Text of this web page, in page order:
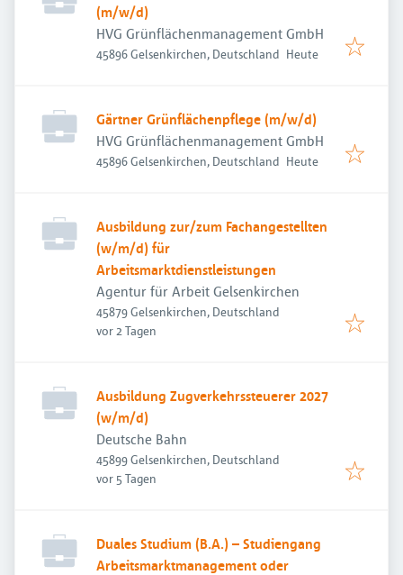
(m/w/d)
HVG Grünflächenmanagement GmbH
45896 Gelsenkirchen, Deutschland Veröffentlicht:
Heute
Gärtner Grünflächenpflege (m/w/d)
HVG Grünflächenmanagement GmbH
45896 Gelsenkirchen, Deutschland Veröffentlicht:
Heute
Ausbildung zur/zum Fachangestellten
(w/m/d) für
Arbeitsmarktdienstleistungen
Agentur für Arbeit Gelsenkirchen
45879 Gelsenkirchen, Deutschland
Veröffentlicht
vor 2 Tagen
Ausbildung Zugverkehrssteuerer 2027
(w/m/d)
Deutsche Bahn
45899 Gelsenkirchen, Deutschland
Veröffentlicht
vor 5 Tagen
Duales Studium (B.A.) – Studiengang
Arbeitsmarktmanagement oder